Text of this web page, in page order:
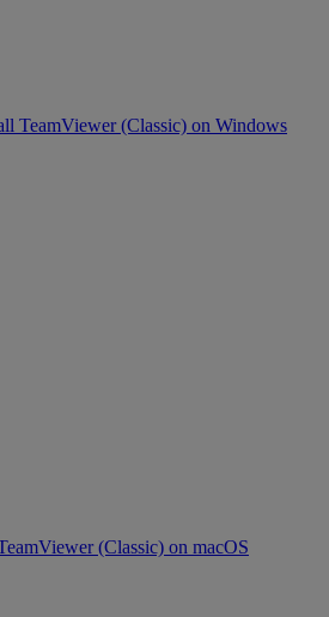
TeamViewer (Classic) on Windows
(Classic) on macOS